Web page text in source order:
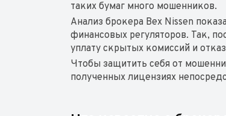
таких бумаг много мошенников.
Анализ брокера Bex Nissen
финансовых регуляторов. Так,
уплату скрытых комиссий и
Чтобы защитить себя от
полученных лицензиях